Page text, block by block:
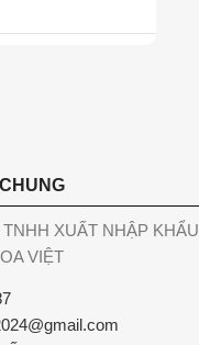
XUẤT NHẬP KHẨU
VIỆT